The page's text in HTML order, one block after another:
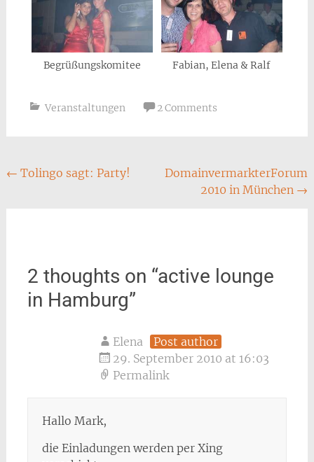
Begrüßungskomitee Fabian, Elena & Ralf
Veranstaltungen 2 Comments
Post
← Tolingo sagt: Party!
DomainvermarkterForum
2010 in München →
2 thoughts on “active lounge
in Hamburg”
Elena
Post author
29. September 2010 at 16:03
Permalink
Hallo Mark,
die Einladungen werden per Xing